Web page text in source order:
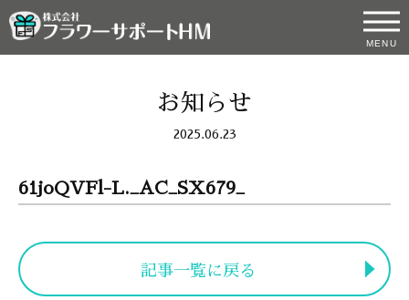
お知らせ
2025.06.23
61joQVFl-L._AC_SX679_
記事一覧に戻る
MENU